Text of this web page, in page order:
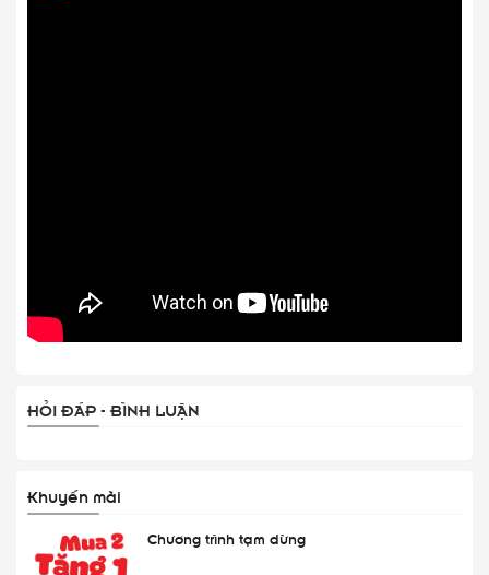
HỎI ĐÁP - BÌNH LUẬN
Khuyến mãi
Chương trình tạm dừng